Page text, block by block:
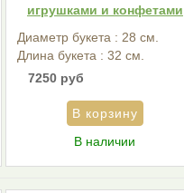
игрушками и конфетами
Диаметр букета : 28 см.
Длина букета : 32 см.
7250 руб
В наличии